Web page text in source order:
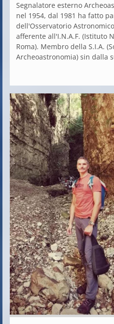
Segnalatore esterno
nel 1954, dal 1981 ha fatto
dell'Osservatorio
afferente all'I.N.A.F. (Istituto
Roma). Membro della S.I.A.
Archeoastronomia) sin dalla